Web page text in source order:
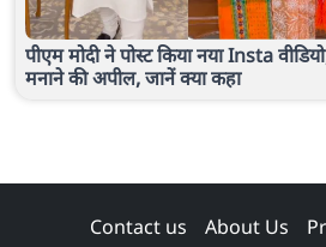
पीएम मोदी ने पोस्ट किया नया Insta
मनाने की अपील, जानें क्या कहा
Contact us About Us